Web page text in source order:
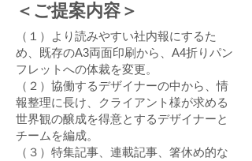
＜ご提案内容＞
（１）より読みやすい社内報にするた
め、既存のA3両面印刷から、A4折りパン
フレットへの体裁を変更。
（２）協働するデザイナーの中から、情
報整理に長け、クライアント様が求める
世界観の醸成を得意とするデザイナーと
チームを編成。
（３）特集記事、連載記事、箸休め的な